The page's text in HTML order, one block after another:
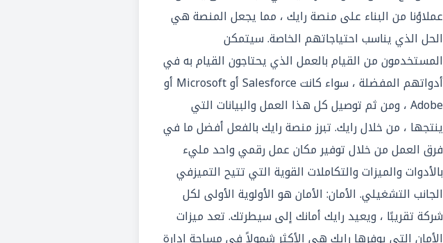
عملاؤنا من البناء على منصة رايك ، مما يجعل المنصة هي
الحل الذي يناسب احتياجاتهم الخاصة. سيتمكن
المستخدمون من القيام بالعمل الذي يحتاجون القيام به في
أدواتهم المفضلة ، سواء كانت Salesforce أو Microsoft أو
Adobe ، ومن ثم توصيل كل هذا العمل والبيانات التي
ينتجها ، من خلال رايك. تبرز منصة رايك بالفعل أفضل ما في
فرق العمل من خلال توفير مكان عمل رقمي واحد مليء
بالأدوات والميزات والتكاملات القوية التي تتيح التميزفي
الجانب التشغيلي. الأمان: الأمان هو الأولوية الأولى لكل
شركة تقريبًا ، ويعيد رايك أمانك إلى سيطرتك. تعد ميزات
الأمان التي يوفرها رايك هي الأكثر شمولاً في مساحة إدارة